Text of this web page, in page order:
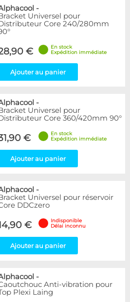
-
Universel pour
Core 240/280mm
€
En stock
Expédition immédiate
Ajouter au panier
-
Universel pour
Core 360/420mm 90°
€
En stock
Expédition immédiate
Ajouter au panier
-
Universel pour réservoir
DDCzero
€
Indisponible
Délai inconnu
Ajouter au panier
-
Anti-vibration pour
Plexi Laing